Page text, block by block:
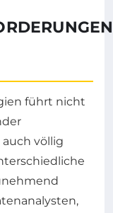
führt nicht
völlig